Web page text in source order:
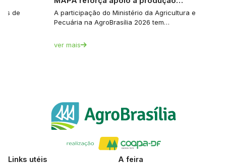
de
A participação do Ministério da Agricultura e
Pecuária na AgroBrasília 2026 tem…
ver mais
Links utéis A feira